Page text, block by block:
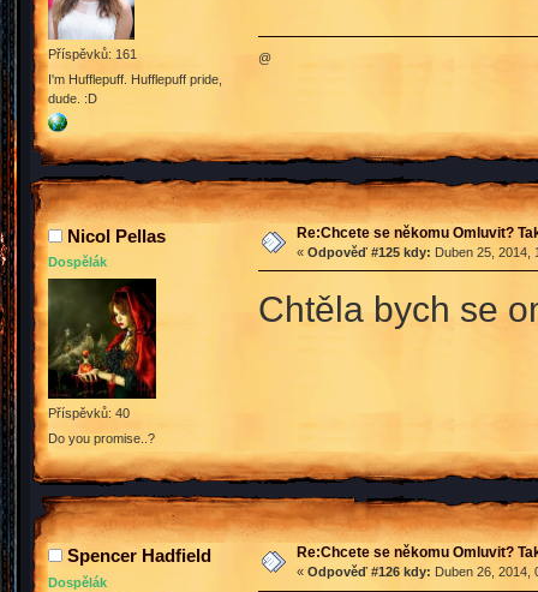
Příspěvků: 161
I'm Hufflepuff. Hufflepuff pride,
dude. :D
@
Nicol Pellas
Dospělák
Příspěvků: 40
Do you promise..?
Re:Chcete se někomu Omluvit?
« Odpověď #125 kdy: Duben 25, 2014,
Chtěla bych se
Spencer Hadfield
Dospělák
Re:Chcete se někomu Omluvit?
« Odpověď #126 kdy: Duben 26, 2014,